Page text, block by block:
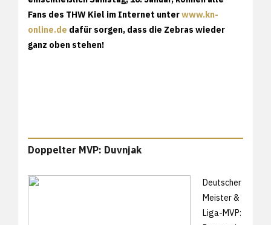
Fans des THW Kiel im Internet unterwww.kn-
online.de dafür sorgen, dass die Zebras wieder
ganz oben stehen!
Doppelter MVP: Duvnjak
Deutscher
Meister &
Liga-MVP: